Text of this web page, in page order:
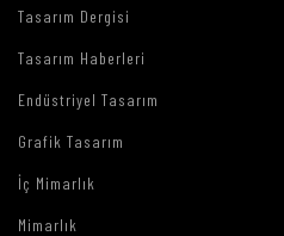
Tasarım Dergisi
Tasarım Haberleri
Endüstriyel Tasarım
Grafik Tasarım
İç Mimarlık
Mimarlık